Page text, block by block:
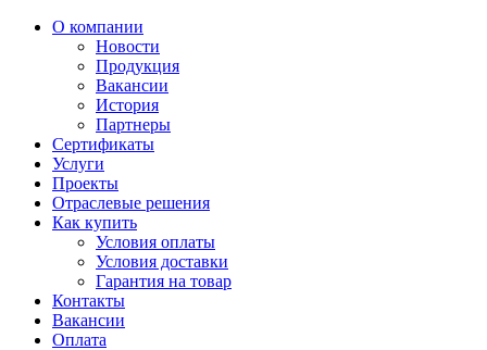
О компании
Новости
Продукция
Вакансии
История
Партнеры
Сертификаты
Услуги
Проекты
Отраслевые решения
Как купить
Условия оплаты
Условия доставки
Гарантия на товар
Контакты
Вакансии
Оплата